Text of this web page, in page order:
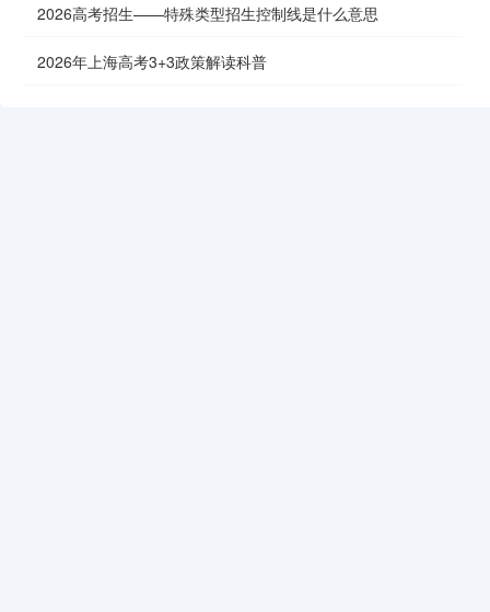
2026高考招生——特殊类型招生控制线是什么意思
2026年上海高考3+3政策解读科普